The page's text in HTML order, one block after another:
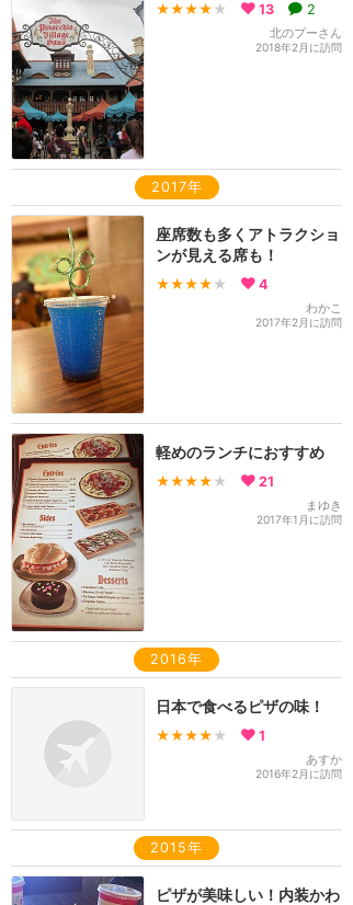
★★★★ ★ 13 2
北のプーさん
2018年2月に訪問
2017年
座席数も多くアトラクショ
ンが見える席も！
★★★★ ★ 4
わかこ
2017年2月に訪問
軽めのランチにおすすめ
★★★★ ★ 21
まゆき
2017年1月に訪問
2016年
日本で食べるピザの味！
★★★★ ★ 1
あすか
2016年2月に訪問
2015年
ピザが美味しい！内装かわ